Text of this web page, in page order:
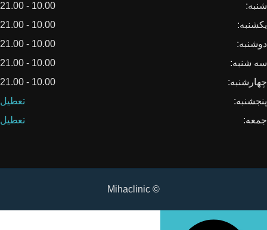
شنبه:
10.00 - 21.00
یکشنبه:
10.00 - 21.00
دوشنبه:
10.00 - 21.00
سه شنبه:
10.00 - 21.00
چهارشنبه:
10.00 - 21.00
پنجشنبه:
تعطیل
جمعه:
تعطیل
© Mihaclinic